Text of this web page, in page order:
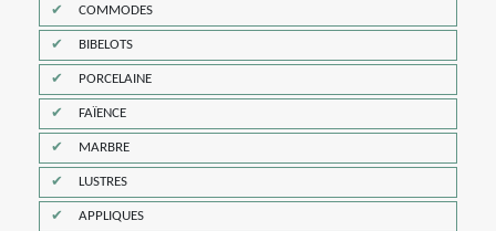
COMMODES
BIBELOTS
PORCELAINE
FAÏENCE
MARBRE
LUSTRES
APPLIQUES